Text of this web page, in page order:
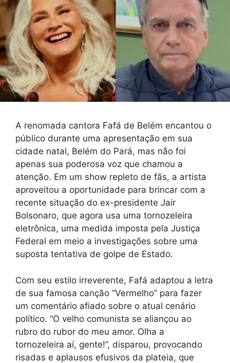
A renomada cantora Fafá de Belém encantou o
público durante uma apresentação em sua
cidade natal, Belém do Pará, mas não foi
apenas sua poderosa voz que chamou a
atenção. Em um show repleto de fãs, a artista
aproveitou a oportunidade para brincar com a
recente situação do ex-presidente Jair
Bolsonaro, que agora usa uma tornozeleira
eletrônica, uma medida imposta pela Justiça
Federal em meio a investigações sobre uma
suposta tentativa de golpe de Estado.
Com seu estilo irreverente, Fafá adaptou a letra
de sua famosa canção “Vermelho” para fazer
um comentário afiado sobre o atual cenário
político. “O velho comunista se aliançou ao
rubro do rubor do meu amor. Olha a
tornozeleira aí, gente!”, disparou, provocando
risadas e aplausos efusivos da plateia, que